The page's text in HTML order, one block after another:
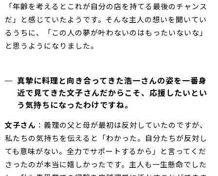
「年齢を考えるとこれが自分の店を持てる最後のチャンス
だ」と感じていたようです。そんな主人の想いを聞いてい
るうちに、「この人の夢が叶わないのはもったいないな」
と思うようになりました。
真摯に料理と向き合ってきた浩一さんの姿を一番身
近で見てきた文子さんだからこそ、応援したいとい
う気持ちになったわけですね。
文子さん ：義理の父と母が最初は反対していたのですが、
私たちの気持ちを伝えると「わかった。自分たちが反対し
ても意味がない。全力でサポートするから」と言ってくだ
さったのが本当に嬉しかったです。主人も一生懸命でした